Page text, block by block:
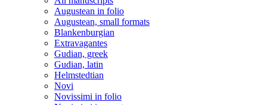
Augustean in folio
Augustean, small formats
Blankenburgian
Extravagantes
Gudian, greek
Gudian, latin
Helmstedtian
Novi
Novissimi in folio